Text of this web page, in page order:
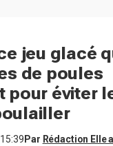
jeu glacé
de poules
pour éviter
Par Rédaction Elle